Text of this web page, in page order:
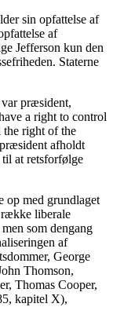
sin opfattelse af
af
Jefferson kun den
Staterne
præsident,
a right to control
the right of the
afholdt
at retsforfølge
op med grundlaget
liberale
som dengang
af
George
Thomson,
Thomas Cooper,
kapitel X),